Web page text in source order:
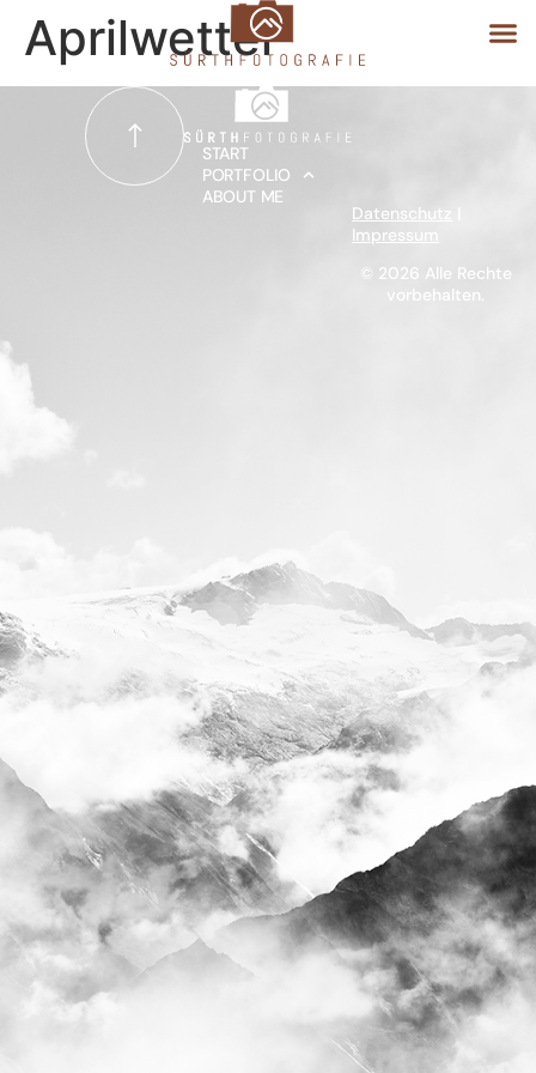
START
PORTFOLIO
Aprilwetter
Datenschutz
Impressum
© 2026 Alle Rechte
vorbehalten.
START
PORTFOLIO
ABOUT ME